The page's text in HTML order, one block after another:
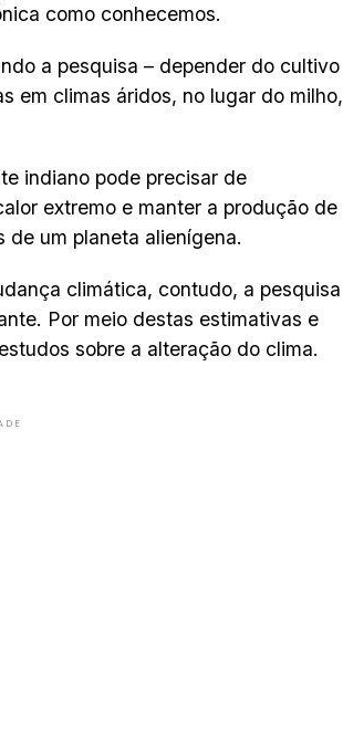
como conhecemos.
a pesquisa – depender do cultivo
em climas áridos, no lugar do milho,
indiano pode precisar de
extremo e manter a produção de
de um planeta alienígena.
climática, contudo, a pesquisa
Por meio destas estimativas e
sobre a alteração do clima.